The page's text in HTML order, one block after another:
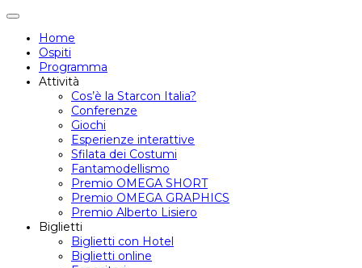
Attiva/disattiva
navigazione
Home
Ospiti
Programma
Attività
Cos’è la Starcon Italia?
Conferenze
Giochi
Esperienze interattive
Sfilata dei Costumi
Fantamodellismo
Premio OMEGA SHORT
Premio OMEGA GRAPHICS
Premio Alberto Lisiero
Biglietti
Biglietti con Hotel
Biglietti online